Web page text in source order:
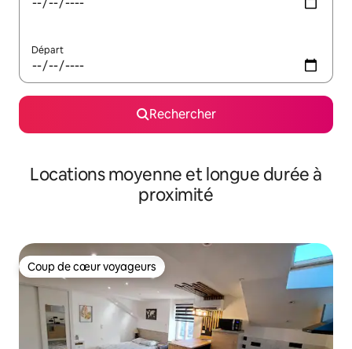
Départ
Rechercher
Locations moyenne et longue durée à
proximité
Coup de cœur voyageurs
Coup de cœur voyageurs